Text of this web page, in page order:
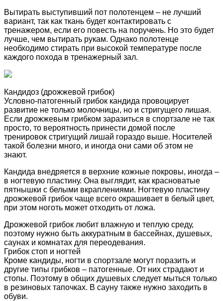
Вытирать выступивший пот полотенцем – не лучший
вариант, так как ткань будет контактировать с
тренажером, если его повесть на поручень. Но это будет
лучше, чем вытирать рукам. Однако полотенце
необходимо стирать при высокой температуре после
каждого похода в тренажерный зал.
Кандидоз (дрожжевой грибок)
Условно-патогенный грибок кандида провоцирует
развитие не только молочницы, но и стригущего лишая.
Если дрожжевым грибком заразиться в спортзале не так
просто, то вероятность принести домой после
тренировок стригущий лишай гораздо выше. Носителей
такой болезни много, и иногда они сами об этом не
знают.
Кандида внедряется в верхние кожные покровы, иногда –
в ногтевую пластину. Она выглядит, как красноватые
пятнышки с белыми вкраплениями. Ногтевую пластину
дрожжевой грибок чаще всего окрашивает в белый цвет,
при этом ноготь может отходить от ложа.
Дрожжевой грибок любит влажную и теплую среду,
поэтому нужно быть аккуратным в бассейнах, душевых,
саунах и комнатах для переодевания.
Грибок стоп и ногтей
Кроме кандиды, ногти в спортзале могут поразить и
другие типы грибков – патогенные. От них страдают и
стопы. Поэтому в общих душевых следует мыться только
в резиновых тапочках. В сауну также нужно заходить в
обуви.